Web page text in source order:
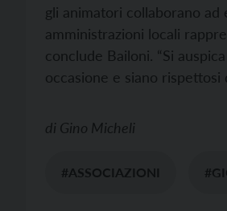
gli animatori collaborano
amministrazioni locali
conclude Bailoni. “Si
occasione e siano rispettosi
di Gino Micheli
#ASSOCIAZIONI